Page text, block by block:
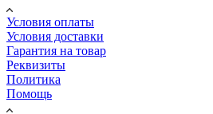
Условия оплаты
Условия доставки
Гарантия на товар
Реквизиты
Политика
Помощь